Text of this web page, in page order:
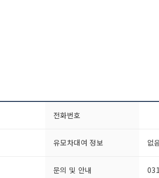
전화번호
유모차대여 정보 없
문의 및 안내